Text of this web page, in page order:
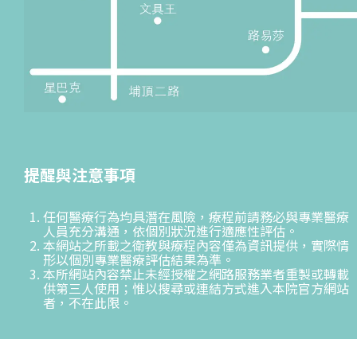
提醒與注意事項
任何醫療行為均具潛在風險，療程前請務必與專業醫療
人員充分溝通，依個別狀況進行適應性評估。
本網站之所載之衛教與療程內容僅為資訊提供，實際情
形以個別專業醫療評估結果為準。
本所網站內容禁止未經授權之網路服務業者重製或轉載
供第三人使用；惟以搜尋或連結方式進入本院官方網站
者，不在此限。